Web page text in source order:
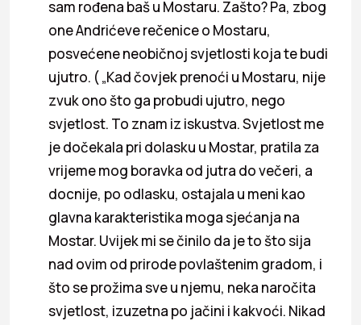
sam rođena baš u Mostaru. Zašto? Pa, zbog
one Andrićeve rečenice o Mostaru,
posvećene neobičnoj svjetlosti koja te budi
ujutro. ( „Kad čovjek prenoći u Mostaru, nije
zvuk ono što ga probudi ujutro, nego
svjetlost. To znam iz iskustva. Svjetlost me
je dočekala pri dolasku u Mostar, pratila za
vrijeme mog boravka od jutra do večeri, a
docnije, po odlasku, ostajala u meni kao
glavna karakteristika moga sjećanja na
Mostar. Uvijek mi se činilo da je to što sija
nad ovim od prirode povlaštenim gradom, i
što se prožima sve u njemu, neka naročita
svjetlost, izuzetna po jačini i kakvoći. Nikad